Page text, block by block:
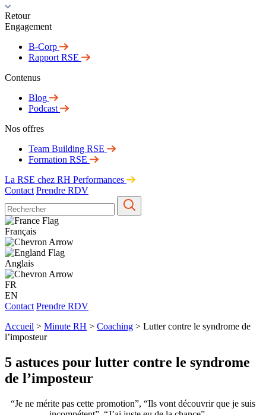
Retour
Engagement
B-Corp
Rapport RSE
Contenus
Blog
Podcast
Nos offres
Team Building RSE
Formation RSE
La RSE chez RH Performances
Contact Prendre RDV
Français
Anglais
FR
EN
Contact Prendre RDV
Accueil > Minute RH > Coaching > Lutter contre le syndrome de
l’imposteur
5 astuces pour lutter contre le syndrome
de l’imposteur
“Je ne mérite pas cette promotion”, “Ils vont découvrir que je suis